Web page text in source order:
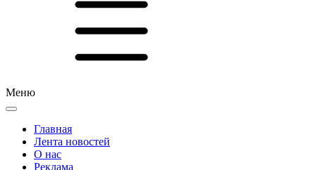
Меню
Главная
Лента новостей
О нас
Реклама